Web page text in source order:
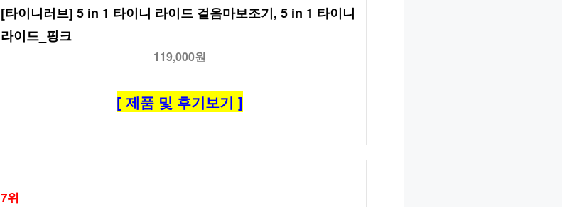
[타이니러브] 5 in 1 타이니 라이드 걸음마보조기, 5 in 1 타이니
라이드_핑크
119,000원
[ 제품 및 후기보기 ]
7위